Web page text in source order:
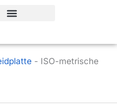
- ISO-metrische